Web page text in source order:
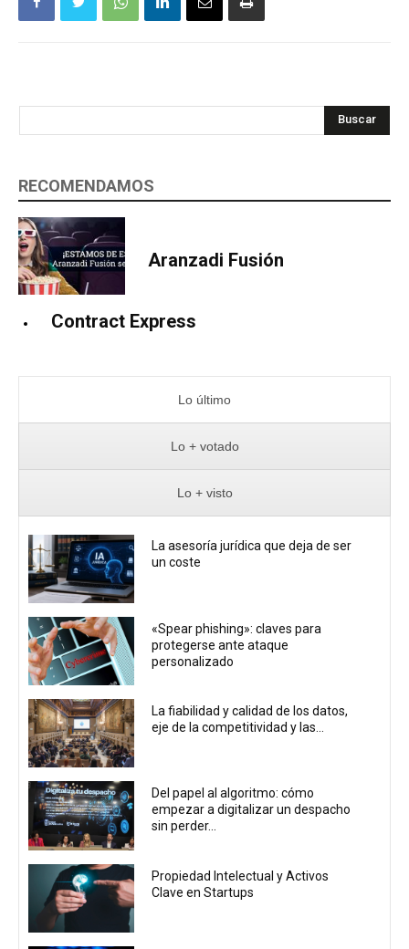
Buscar
RECOMENDAMOS
Aranzadi Fusión
Contract Express
Lo último
Lo + votado
Lo + visto
La asesoría jurídica que deja de ser
un coste
«Spear phishing»: claves para
protegerse ante ataque
personalizado
La fiabilidad y calidad de los datos,
eje de la competitividad y las...
Del papel al algoritmo: cómo
empezar a digitalizar un despacho
sin perder...
Propiedad Intelectual y Activos
Clave en Startups